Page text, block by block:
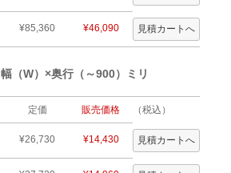
¥85,360 ¥46,090
幅（W）×奥行（～900）ミリ
定価 販売価格 （税込）
¥26,730 ¥14,430